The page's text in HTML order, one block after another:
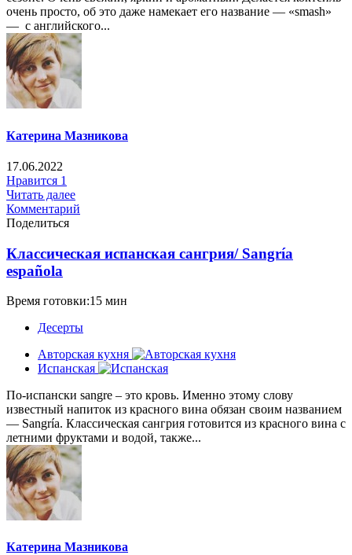
очень просто, об это даже намекает его название — «smash»
— с английского...
Катерина Мазникова
17.06.2022
Нравится 1
Читать далее
Комментарий
Поделиться
Классическая испанская сангрия/ Sangría
española
Время готовки:15 мин
Десерты
Авторская кухня
Испанская
По-испански sangre – это кровь. Именно этому слову
известный напиток из красного вина обязан своим названием
— Sangría. Классическая сангрия готовится из красного вина с
летними фруктами и водой, также...
Катерина Мазникова